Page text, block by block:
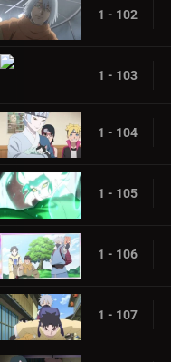
1 - 102
1 - 103
1 - 104
1 - 105
1 - 106
1 - 107